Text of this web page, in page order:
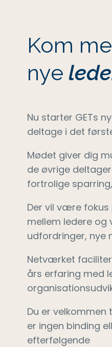
Kom
nye
Nu starter GETs
deltage i det
Mødet giver dig
de øvrige
fortrolige
Der vil være
mellem ledere og
udfordringer, nye
Netværket
års erfaring med
Du er
er ingen binding
efterfølgende